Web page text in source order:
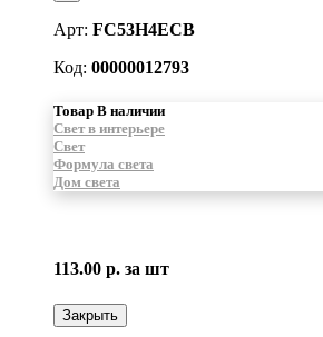
Арт: FC53H4ECB
Код: 00000012793
Товар В наличии
Свет в интерьере
Свет
Формула света
Дом света
113.00 р. за шт
Закрыть